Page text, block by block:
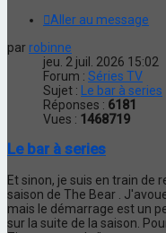
Aller au message
par robinne
jeu. 2 juil. 2026 15:02
Forum : Séries TV
Sujet :
Le bar à series
Réponses : 6181
Vues : 1468719
Le bar à series
Et sinon, je suis en train de
saison de The Bear .
mais le démarrage est un
sur la suite de la saison.